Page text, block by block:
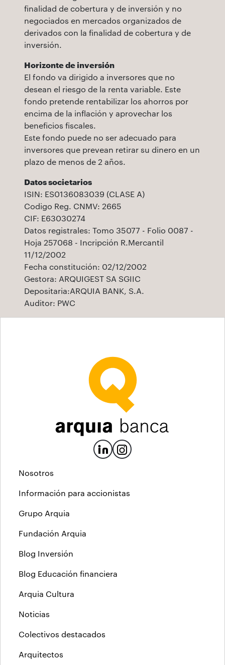
finalidad de cobertura y de inversión y no
negociados en mercados organizados de
derivados con la finalidad de cobertura y de
inversión.
Horizonte de inversión
El fondo va dirigido a inversores que no
desean el riesgo de la renta variable. Este
fondo pretende rentabilizar los ahorros por
encima de la inflación y aprovechar los
beneficios fiscales.
Este fondo puede no ser adecuado para
inversores que prevean retirar su dinero en un
plazo de menos de 2 años.
Datos societarios
ISIN: ES0136083039 (CLASE A)
Codigo Reg. CNMV: 2665
CIF: E63030274
Datos registrales: Tomo 35077 - Folio 0087 -
Hoja 257068 - Incripción R.Mercantil
11/12/2002
Fecha constitución: 02/12/2002
Gestora: ARQUIGEST SA SGIIC
Depositaria:ARQUIA BANK, S.A.
Auditor: PWC
Nosotros
Información para accionistas
Grupo Arquia
Fundación Arquia
Blog Inversión
Blog Educación financiera
Arquia Cultura
Noticias
Colectivos destacados
Arquitectos